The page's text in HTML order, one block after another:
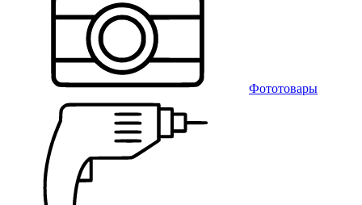
Фототовары